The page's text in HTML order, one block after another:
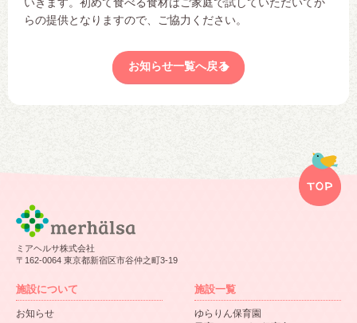
らの提供となりますので、ご協力ください。
お知らせ一覧へ戻る
ミアヘルサ株式会社
〒162-0064 東京都新宿区市谷仲之町3-19
施設について
お知らせ
施設一覧
ゆらりん保育園